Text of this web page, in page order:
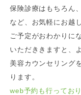
保険診療はもちろん
など、お気軽にお越
ご予定がおわかりに
いただききますと、
美容カウンセリング
ります。
web予約も行ってお